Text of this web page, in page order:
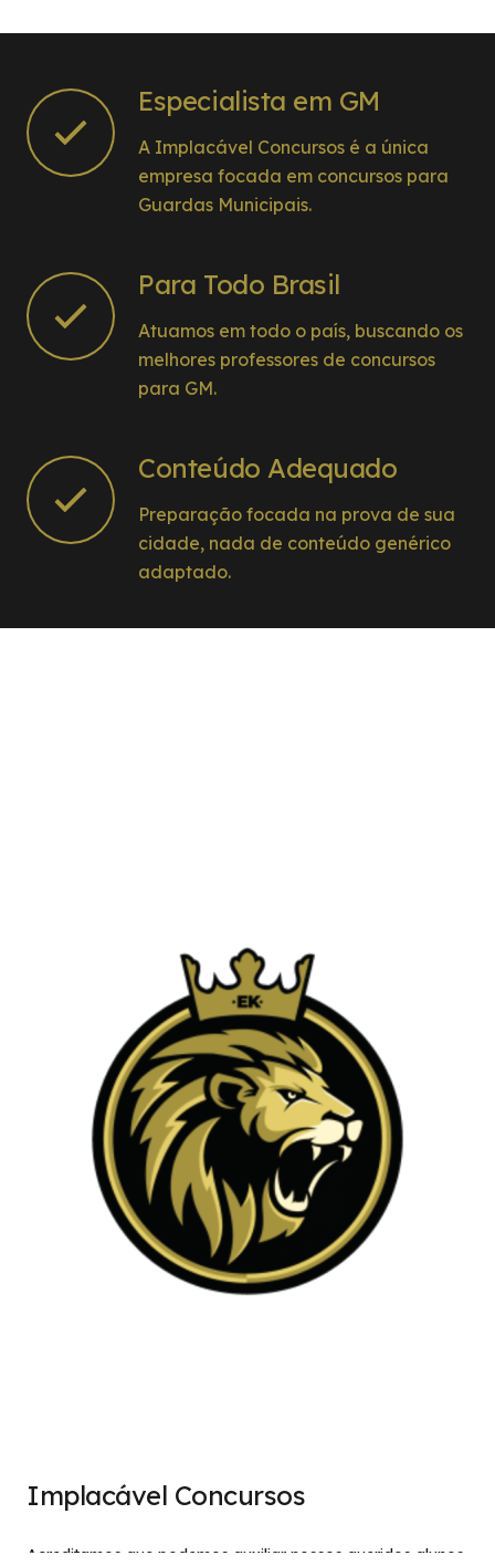
Especialista em GM
A Implacável Concursos é a única
empresa focada em concursos para
Guardas Municipais.
Para Todo Brasil
Atuamos em todo o país, buscando os
melhores professores de concursos
para GM.
Conteúdo Adequado
Preparação focada na prova de sua
cidade, nada de conteúdo genérico
adaptado.
Implacável Concursos
Acreditamos que podemos auxiliar nossos queridos alunos